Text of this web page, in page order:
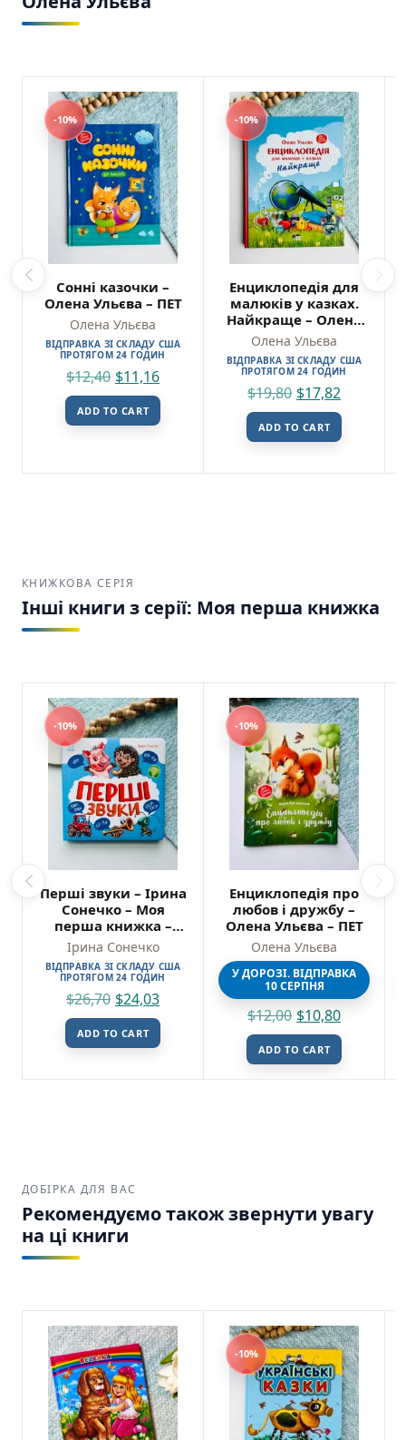
-10%
Сонні казочки –
Олена Ульєва – ПЕТ
Олена Ульєва
ВІДПРАВКА ЗІ СКЛАДУ США
ПРОТЯГОМ 24 ГОДИН
$12,40 $11,16
ADD TO CART
-10%
Енциклопедія для
малюків у казках.
Найкраще – Олена
Ульєва – ПЕТ
Олена Ульєва
ВІДПРАВКА ЗІ СКЛАДУ США
ПРОТЯГОМ 24 ГОДИН
$19,80 $17,82
ADD TO CART
КНИЖКОВА СЕРІЯ
Інші книги з серії: Моя перша книжка
-10%
Перші звуки – Ірина
Сонечко – Моя
перша книжка –
Ранок
Ірина Сонечко
ВІДПРАВКА ЗІ СКЛАДУ США
ПРОТЯГОМ 24 ГОДИН
$26,70 $24,03
ADD TO CART
-10%
Енциклопедія про
любов і дружбу –
Олена Ульєва – ПЕТ
Олена Ульєва
У ДОРОЗІ. ВІДПРАВКА
10 СЕРПНЯ
$12,00 $10,80
ADD TO CART
ДОБІРКА ДЛЯ ВАС
Рекомендуємо також звернути увагу
на ці книги
-10%